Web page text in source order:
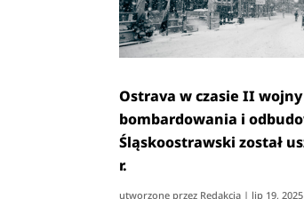
Ostrava w czasie II
bombardowania i
Śląskoostrawski został
r.
utworzone przez Redakcja | lip 19, 2025